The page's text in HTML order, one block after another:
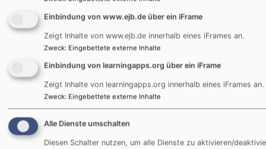
Für weitere Informationen besucht unsere Social Media
INSTAGRAM:
https://www.instagram.com/benefizbeats
FACEBOOK:
https://www.facebook.com/BenefizBeats
EMAIL:
Benefizkonzert.Feuchtwangen[at]elkb.de
Einbindung von www.ejb.de über ein iFrame
Zeigt Inhalte von www.ejb.de innerhalb eines iFrames an.
Zweck: Eingebettete externe Inhalte
Einbindung von learningapps.org über ein iFrame
Zeigt Inhalte von learningapps.org innerhalb eines iFrames an.
Zweck: Eingebettete externe Inhalte
Alle Dienste umschalten
Diesen Schalter nutzen, um alle Dienste zu aktivieren/